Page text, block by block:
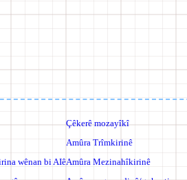
wênan bi AIê
Çêkerê mozayîkî
Amûra Trîmkirinê
Amûra Mezinahîkirinê